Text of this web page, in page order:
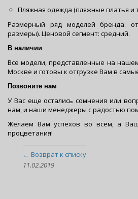
Пляжная одежда (пляжные платья и
Размерный ряд моделей бренда:
размеры). Ценовой сегмент: средний.
В наличии
Все модели, представленные на
Москве и готовы к отгрузке Вам в
Позвоните нам
У Вас еще остались сомнения или
нам, и наши менеджеры с радостью
Желаем Вам успехов во всем, а
процветания!
← Возврат к списку
11.02.2019